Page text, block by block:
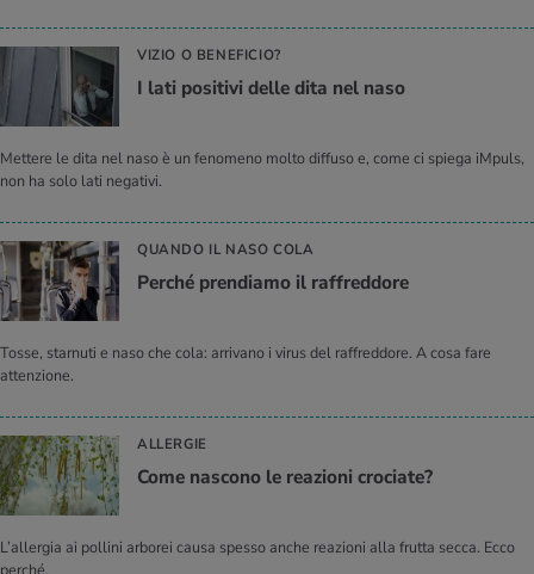
VIZIO O BENEFICIO?
I lati po­si­ti­vi delle dita nel naso
Mettere le dita nel naso è un fenomeno molto diffuso e, come ci spiega iMpuls,
non ha solo lati negativi.
QUANDO IL NASO COLA
Per­ché pren­dia­mo il raf­fred­do­re
Tosse, starnuti e naso che cola: arrivano i virus del raffreddore. A cosa fare
attenzione.
ALLERGIE
Come na­sco­no le rea­zio­ni cro­cia­te?
L’allergia ai pollini arborei causa spesso anche reazioni alla frutta secca. Ecco